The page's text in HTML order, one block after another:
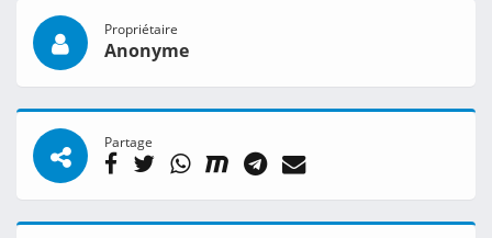
Propriétaire
Anonyme
Partage